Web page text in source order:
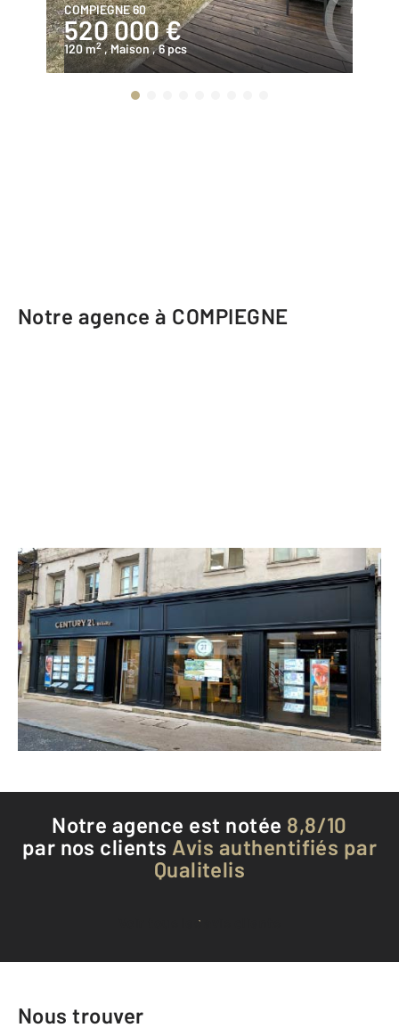
COMPIEGNE 60
520 000 €
120 m2 , Maison, 6 pcs
Notre agence à COMPIEGNE
CENTURY 21 Infinity
28 rue Saint Corneille
COMPIEGNE - 60200
Envoyer un message
Téléphoner à l'agence
Notre agence est notée 8,8/10
par nos clients Avis authentifiés par
Qualitelis
Voir tous les avis clients
Nous trouver